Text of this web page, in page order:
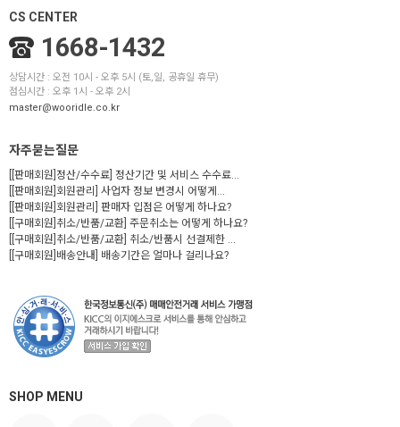
CS CENTER
1668-1432
상담시간 : 오전 10시 - 오후 5시 (토,일, 공휴일 휴무)
점심시간 : 오후 1시 - 오후 2시
master@wooridle.co.kr
자주묻는질문
[[판매회원]정산/수수료] 정산기간 및 서비스 수수료...
[[판매회원]회원관리] 사업자 정보 변경시 어떻게...
[[판매회원]회원관리] 판매자 입점은 어떻게 하나요?
[[구매회원]취소/반품/교환] 주문취소는 어떻게 하나요?
[[구매회원]취소/반품/교환] 취소/반품시 선결제한 ...
[[구매회원]배송안내] 배송기간은 얼마나 걸리나요?
SHOP MENU